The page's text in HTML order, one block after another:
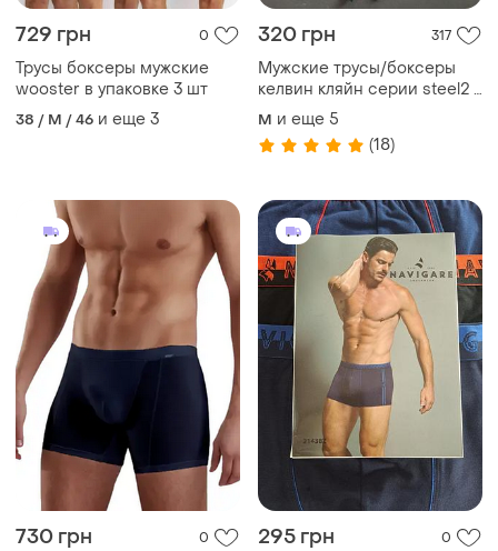
729 грн 0
Трусы боксеры мужские
wooster в упаковке 3 шт
38 / M / 46 и еще 3
320 грн 317
Мужские трусы/боксеры
келвин кляйн серии steel2 -
набор с 2 шт.
M и еще 5
(18)
730 грн 0 295 грн 0